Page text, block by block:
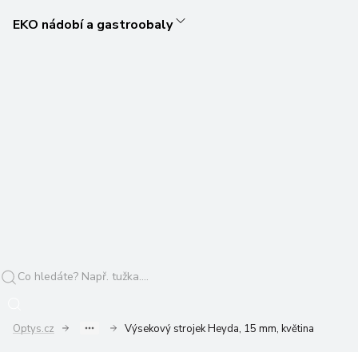
EKO nádobí a gastroobaly
Optys.cz Výsekový strojek Heyda, 15 mm, květina